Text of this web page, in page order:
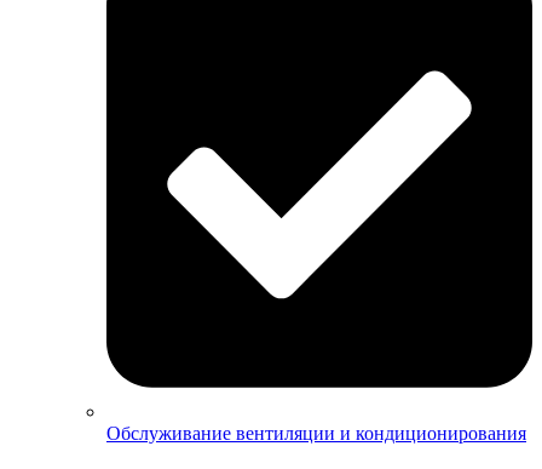
Обслуживание вентиляции и кондиционирования